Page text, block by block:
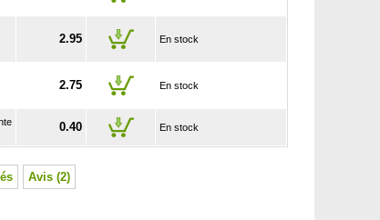
2.95 En stock
2.75 En stock
0.40 En stock
Avis (2)